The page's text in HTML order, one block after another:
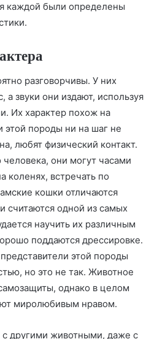
каждой были определены
разговорчивы. У них
а звуки они издают, используя
Их характер похож на
этой породы ни на шаг не
любят физический контакт.
они могут часами
коленях, встречать по
кошки отличаются
считаются одной из самых
научить их различным
поддаются дрессировке.
этой породы
но это не так. Животное
однако в целом
миролюбивым нравом.
другими животными, даже с